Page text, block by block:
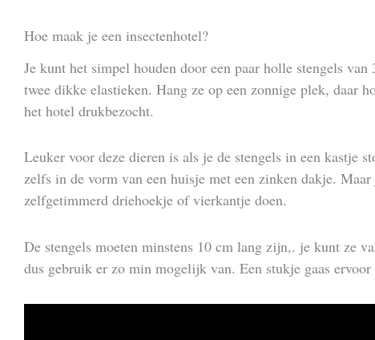
Hoe maak je een insectenhotel?
Je kunt het simpel houden door een paar holle stengels
twee dikke elastieken. Hang ze op een zonnige plek, daar
het hotel drukbezocht.
Leuker voor deze dieren is als je de stengels in een kastje
zelfs in de vorm van een huisje met een zinken dakje.
zelfgetimmerd driehoekje of vierkantje doen.
De stengels moeten minstens 10 cm lang zijn,. je kunt ze
dus gebruik er zo min mogelijk van. Een stukje gaas ervoor